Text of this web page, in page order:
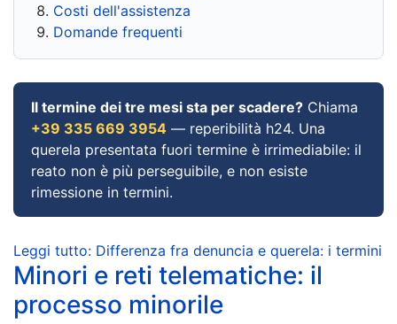
Costi dell'assistenza
Domande frequenti
Il termine dei tre mesi sta per scadere? Chiama
+39 335 669 3954 — reperibilità h24. Una
querela presentata fuori termine è irrimediabile: il
reato non è più perseguibile, e non esiste
rimessione in termini.
Leggi tutto: Differenza fra denuncia e querela: i termini
Minori e reti telematiche: il
processo minorile